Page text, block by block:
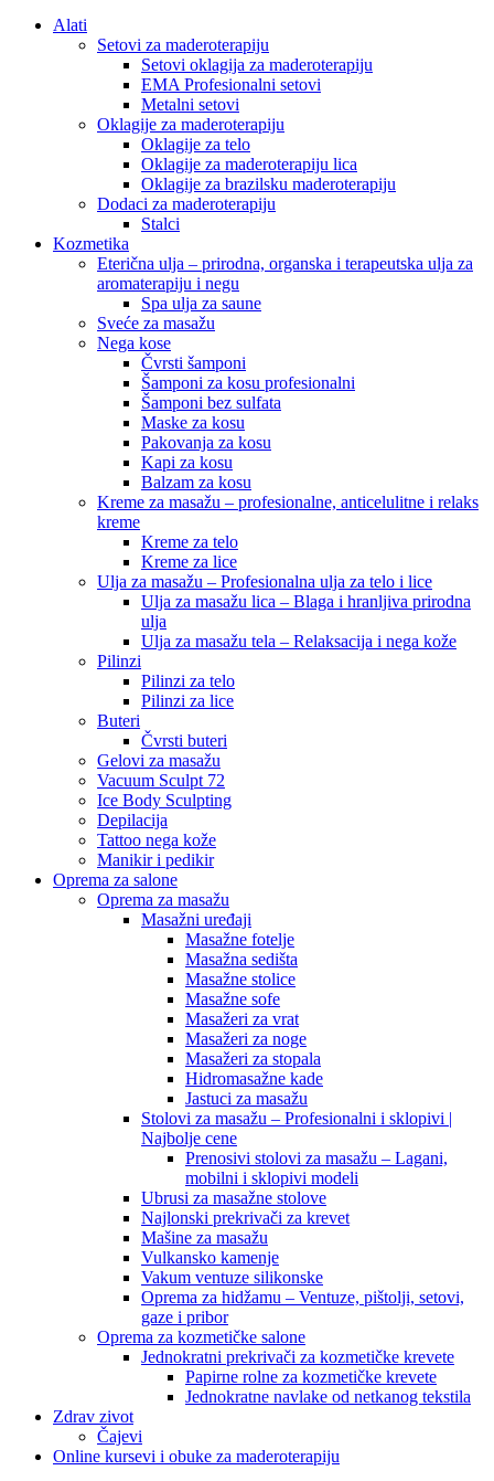
Alati
Setovi za maderoterapiju
Setovi oklagija za maderoterapiju
EMA Profesionalni setovi
Metalni setovi
Oklagije za maderoterapiju
Oklagije za telo
Oklagije za maderoterapiju lica
Oklagije za brazilsku maderoterapiju
Dodaci za maderoterapiju
Stalci
Kozmetika
Eterična ulja – prirodna, organska i terapeutska ulja za
aromaterapiju i negu
Spa ulja za saune
Sveće za masažu
Nega kose
Čvrsti šamponi
Šamponi za kosu profesionalni
Šamponi bez sulfata
Maske za kosu
Pakovanja za kosu
Kapi za kosu
Balzam za kosu
Kreme za masažu – profesionalne, anticelulitne i relaks
kreme
Kreme za telo
Kreme za lice
Ulja za masažu – Profesionalna ulja za telo i lice
Ulja za masažu lica – Blaga i hranljiva prirodna
ulja
Ulja za masažu tela – Relaksacija i nega kože
Pilinzi
Pilinzi za telo
Pilinzi za lice
Buteri
Čvrsti buteri
Gelovi za masažu
Vacuum Sculpt 72
Ice Body Sculpting
Depilacija
Tattoo nega kože
Manikir i pedikir
Oprema za salone
Oprema za masažu
Masažni uređaji
Masažne fotelje
Masažna sedišta
Masažne stolice
Masažne sofe
Masažeri za vrat
Masažeri za noge
Masažeri za stopala
Hidromasažne kade
Jastuci za masažu
Stolovi za masažu – Profesionalni i sklopivi |
Najbolje cene
Prenosivi stolovi za masažu – Lagani,
mobilni i sklopivi modeli
Ubrusi za masažne stolove
Najlonski prekrivači za krevet
Mašine za masažu
Vulkansko kamenje
Vakum ventuze silikonske
Oprema za hidžamu – Ventuze, pištolji, setovi,
gaze i pribor
Oprema za kozmetičke salone
Jednokratni prekrivači za kozmetičke krevete
Papirne rolne za kozmetičke krevete
Jednokratne navlake od netkanog tekstila
Zdrav zivot
Čajevi
Online kursevi i obuke za maderoterapiju